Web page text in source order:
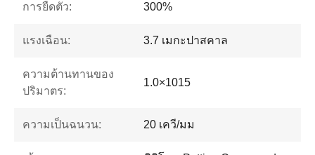
การยืดตัว: 300%
แรงเฉือน: 3.7 เมกะปาสคาล
ความต้านทานของ
ปริมาตร:
1.0×1015
ความเป็นฉนวน: 20 เควี/มม